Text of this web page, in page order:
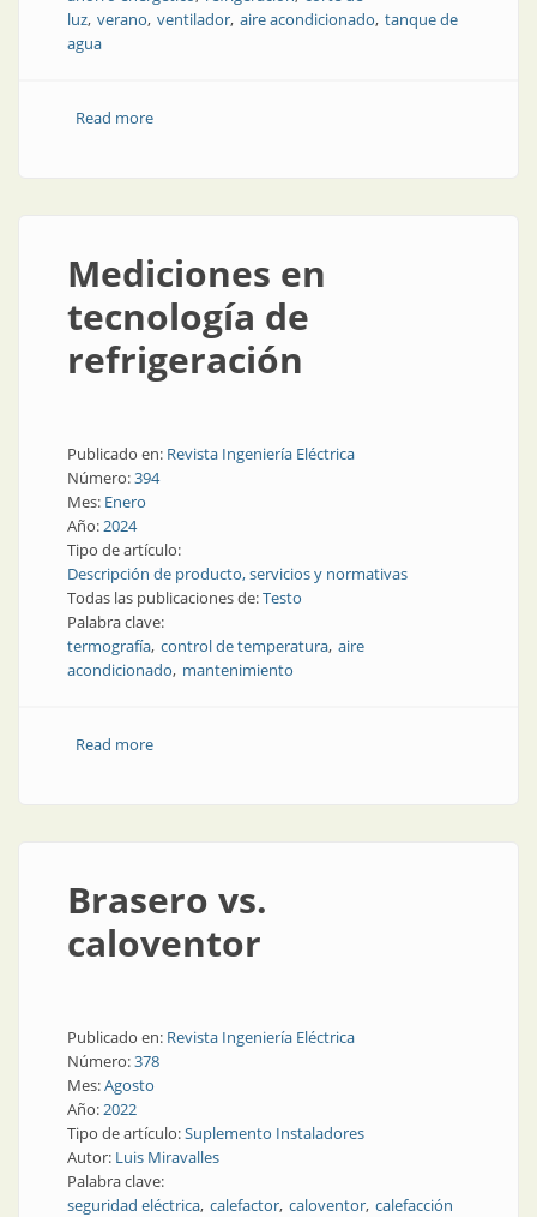
luz verano ventilador aire acondicionado tanque de
agua
Read moreabout Ahorrar agua y energía durante el verano
Mediciones en
tecnología de
refrigeración
Publicado en: Revista Ingeniería Eléctrica
Número:394
Mes: Enero
Año:2024
Tipo de artículo:
Descripción de producto, servicios y normativas
Todas las publicaciones de:Testo
Palabra clave:
termografía control de temperatura aire
acondicionado mantenimiento
Read moreabout Mediciones en tecnología de refrigeración
Brasero vs.
caloventor
Publicado en: Revista Ingeniería Eléctrica
Número:378
Mes:Agosto
Año:2022
Tipo de artículo:Suplemento Instaladores
Autor: Luis Miravalles
Palabra clave:
seguridad eléctrica calefactor caloventor calefacción